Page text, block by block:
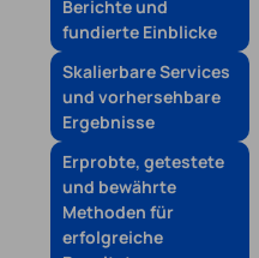
Berichte und
fundierte Einblicke
Skalierbare Services
und vorhersehbare
Ergebnisse
Erprobte, getestete
und bewährte
Methoden für
erfolgreiche